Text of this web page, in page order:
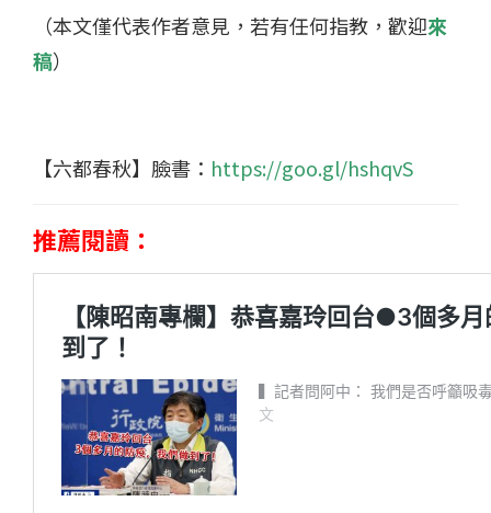
（本文僅代表作者意見，若有任何指教，歡迎來
稿）
【六都春秋】臉書： https://goo.gl/hshqvS
推薦閱讀：